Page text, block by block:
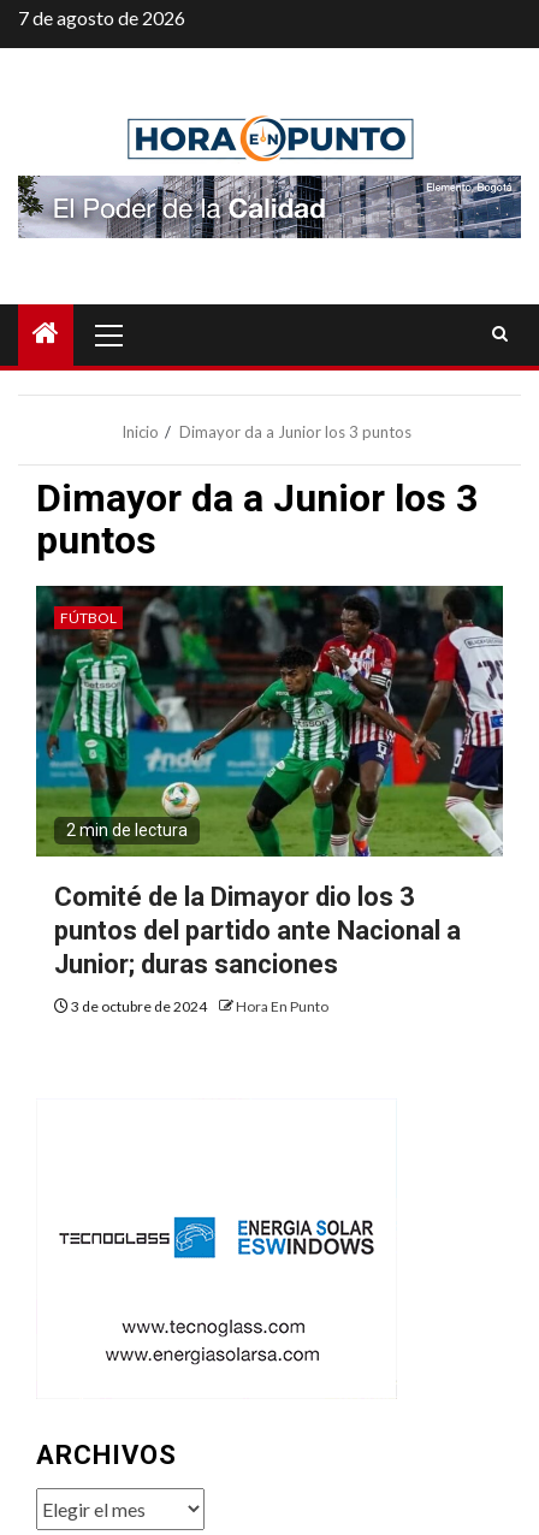
Saltar
al
7 de agosto de 2026
principal
Inicio Dimayor da a Junior los 3 puntos
Dimayor da a Junior los 3
puntos
FÚTBOL
2 min de lectura
Comité de la Dimayor dio los 3
puntos del partido ante Nacional a
Junior; duras sanciones
3 de octubre de 2024 Hora En Punto
ARCHIVOS
Archivos